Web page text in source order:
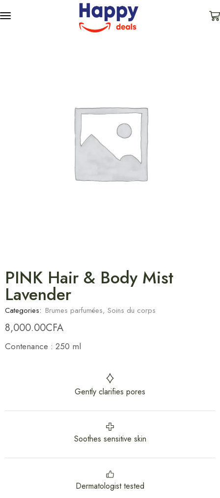
PINK Hair & Body Mist
Lavender
Categories: Brumes parfumées, Soins du corps
8,000.00CFA
Contenance : 250 ml
Gently clarifies pores
Soothes sensitive skin
Dermatologist tested